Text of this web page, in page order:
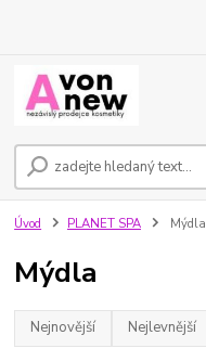
Úvod PLANET SPA Mýdla
Mýdla
Nejnovější Nejlevnější